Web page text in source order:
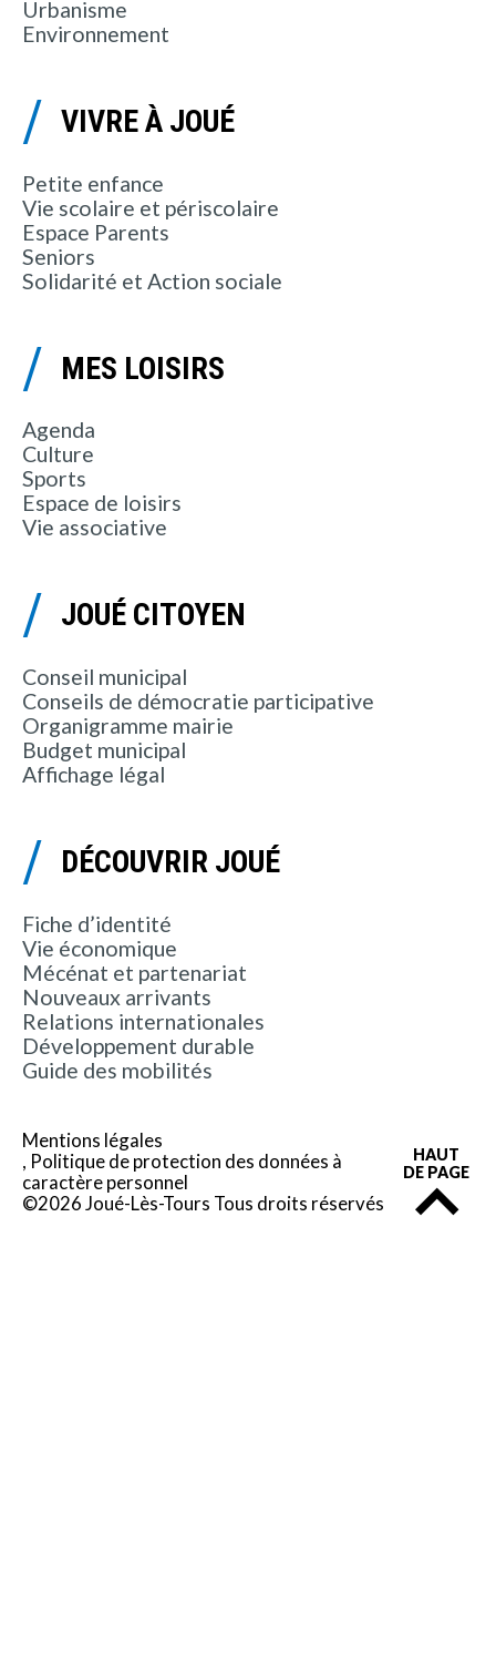
Urbanisme
Environnement
VIVRE À JOUÉ
Petite enfance
Vie scolaire et périscolaire
Espace Parents
Seniors
Solidarité et Action sociale
MES LOISIRS
Agenda
Culture
Sports
Espace de loisirs
Vie associative
JOUÉ CITOYEN
Conseil municipal
Conseils de démocratie participative
Organigramme mairie
Budget municipal
Affichage légal
DÉCOUVRIR JOUÉ
Fiche d’identité
Vie économique
Mécénat et partenariat
Nouveaux arrivants
Relations internationales
Développement durable
Guide des mobilités
Mentions légales
Politique de protection des données à
caractère personnel
©2026 Joué-Lès-Tours Tous droits réservés
HAUT
DE PAGE